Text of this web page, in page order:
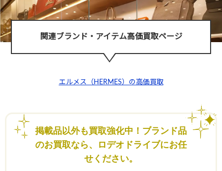
関連ブランド・アイテム高価買取ページ
エルメス（HERMES）の高価買取
掲載品以外も買取強化中！ブランド品
のお買取なら、ロデオドライブにお任
せください。